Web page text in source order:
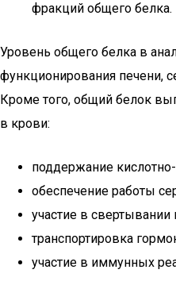
фракций общего белка.
Уровень общего белка в
функционирования печени,
Кроме того, общий белок
в крови:
поддержание
обеспечение работы
участие в свертывании
транспортировка
участие в иммунных